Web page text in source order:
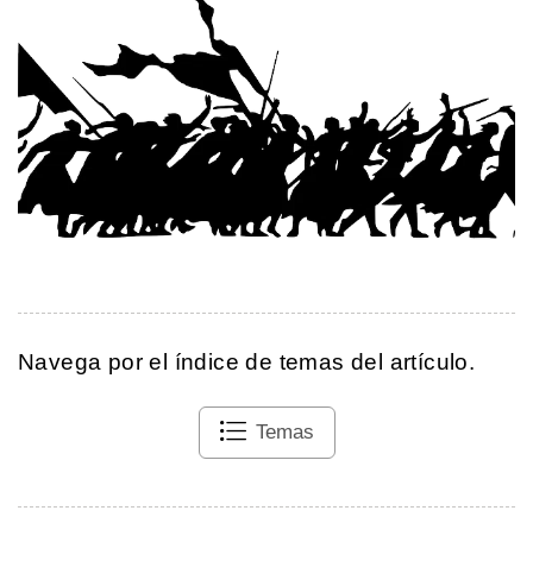
Navega por el índice de temas del artículo.
Temas